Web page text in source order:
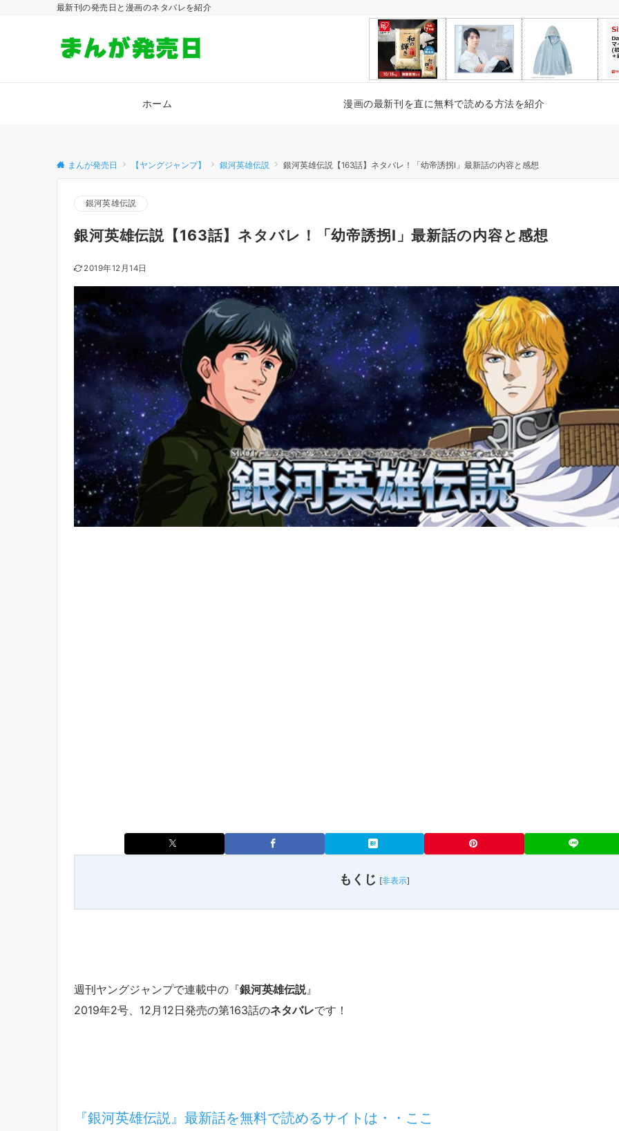
最新刊の発売日と漫画のネタバレを紹介
ホーム 漫画の最新刊を直に無料で読める方法を紹介
まんが発売日 【ヤングジャンプ】 銀河英雄伝説 銀河英雄伝説【163話】ネタバレ！「幼帝誘拐Ⅰ」最新話の内容と感想
銀河英雄伝説
銀河英雄伝説【163話】ネタバレ！「幼帝誘拐Ⅰ」最新話の内容と感想
2019年12月14日
もくじ [非表示]
週刊ヤングジャンプで連載中の『銀河英雄伝説』
2019年2号、12月12日発売の第163話のネタバレです！
『銀河英雄伝説』最新話を無料で読めるサイトは・・ここ